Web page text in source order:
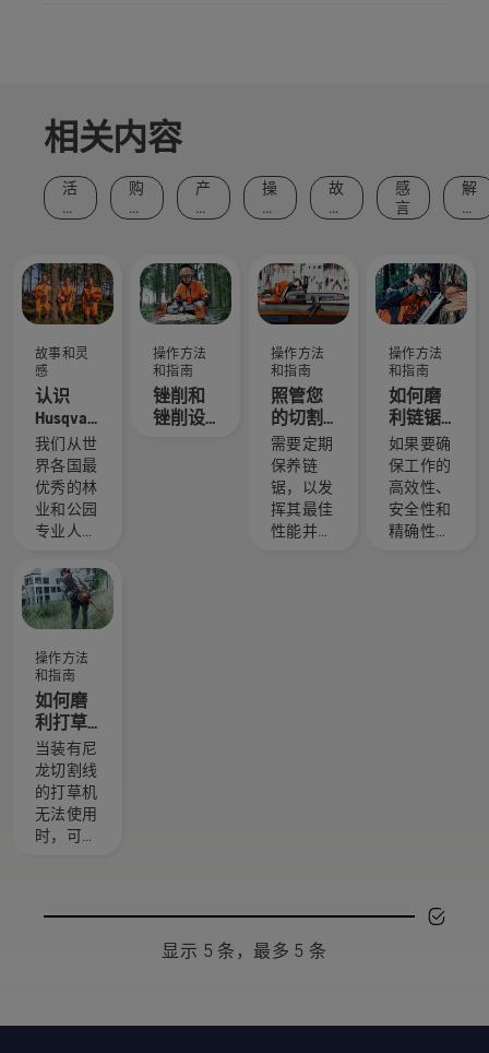
相关内容
活
动
件
购
买
产
品
新
操
作
和
指
南
故
事
感
感
言
解
决
故事和灵
感
认识
Husqvarna
富世华 H
团队 - 我
们最苛
刻的用
户
我们从世
界各国最
优秀的林
业和公园
专业人士
选了一组
技艺精湛
且备受尊
使。他们
就是我们
的 H 团
队。他们
也是我们
要求最苛
刻的用
户。
操作方法
和指南
如何磨
利打草
刀片
当装有尼
龙切割线
的打草机
无法使用
时，可使
的草。打
操作方法
和指南
锉削和
锉削设
操作方法
和指南
照管您
的切割
设备
需要定期
保养链
锯，以发
挥其最佳
性能并延
操作方法
和指南
如何磨
利链锯
锯链
如果要确
保工作的
高效性、
安全性和
精确性，
显示 5 条，最多 5 条